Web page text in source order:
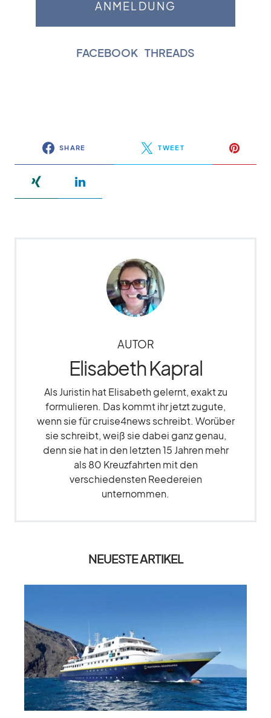
FACEBOOK THREADS
SHARE TWEET
AUTOR
Elisabeth Kapral
Als Juristin hat Elisabeth gelernt, exakt zu
formulieren. Das kommt ihr jetzt zugute,
wenn sie für cruise4news schreibt. Worüber
sie schreibt, weiß sie dabei ganz genau,
denn sie hat in den letzten 15 Jahren mehr
als 80 Kreuzfahrten mit den
verschiedensten Reedereien
unternommen.
NEUESTE ARTIKEL